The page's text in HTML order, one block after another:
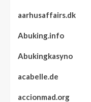
aarhusaffairs.dk
Abuking.info
Abukingkasyno
acabelle.de
accionmad.org